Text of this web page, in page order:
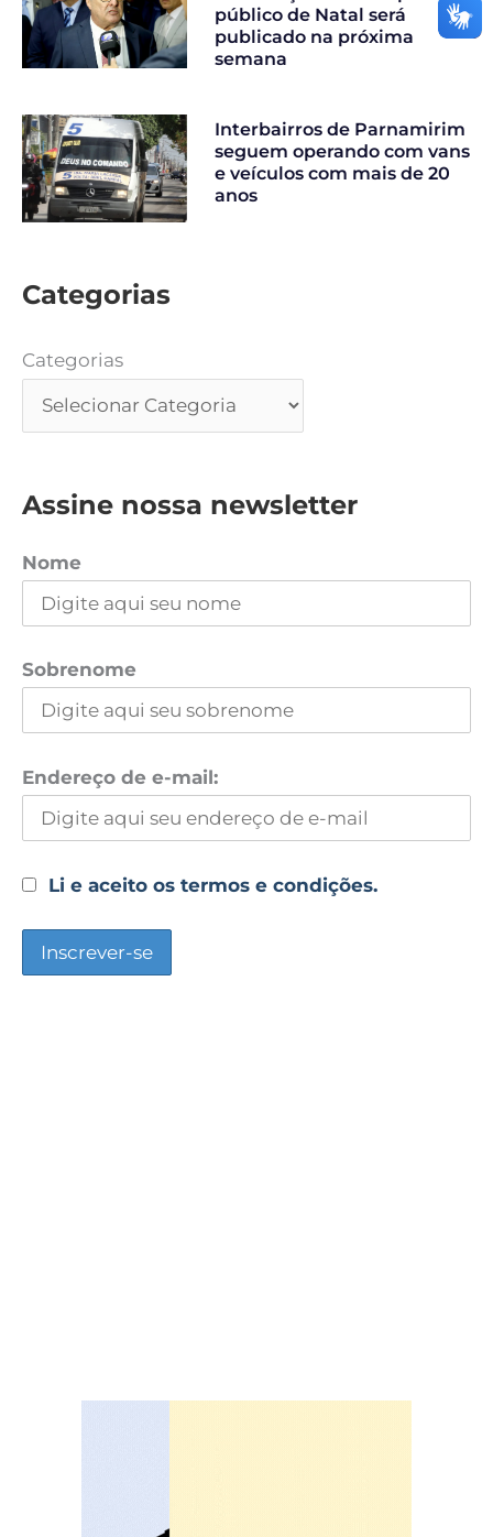
público de Natal será
publicado na próxima
semana
Interbairros de Parnamirim
seguem operando com vans
e veículos com mais de 20
anos
Categorias
Categorias
Assine nossa newsletter
Nome
Sobrenome
Endereço de e-mail:
Li e aceito os termos e condições.